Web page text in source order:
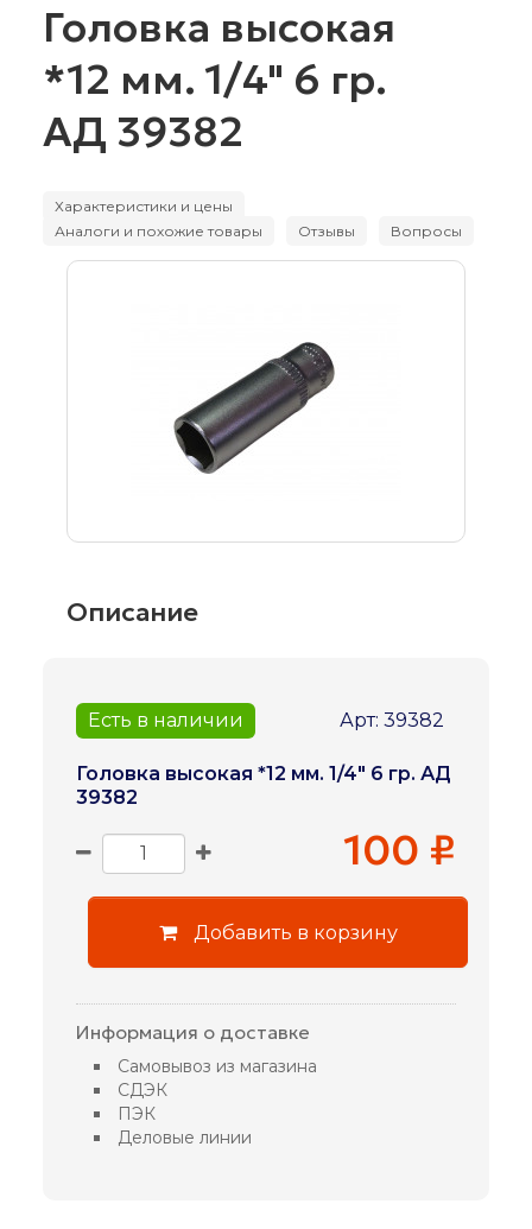
Головка высокая
*12 мм. 1/4" 6 гр.
АД 39382
Характеристики и цены
Аналоги и похожие товары
Отзывы Вопросы
Описание
Арт: 39382
Есть в наличии
Головка высокая *12 мм. 1/4" 6 гр. АД
39382
100 ₽
Добавить в корзину
Информация о доставке
Самовывоз из магазина
СДЭК
ПЭК
Деловые линии